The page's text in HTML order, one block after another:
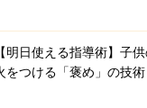
【明日使える指導術】子
をつける「褒め」の技術